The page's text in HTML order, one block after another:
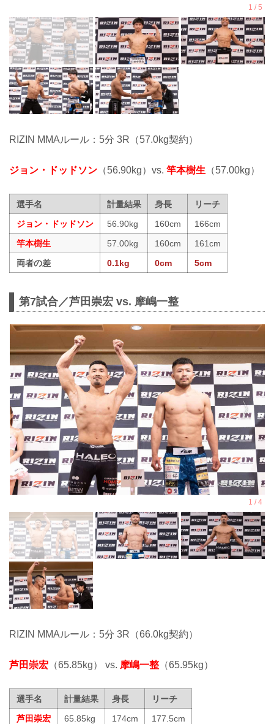
RIZIN MMAルール：5分 3R（57.0kg契約）
ジョン・ドッドソン （56.90kg）vs. 竿本樹生 （57.00kg）
選手名 計量結果 身長
リーチ
ジョン・ドッドソン
56.90kg 160cm
166cm
竿本樹生
57.00kg 160cm
161cm
両者の差
0.1kg 0cm 5cm
第7試合／芦田崇宏 vs. 摩嶋一整
RIZIN MMAルール：5分 3R（66.0kg契約）
芦田崇宏 （65.85kg） vs. 摩嶋一整 （65.95kg）
選手名 計量結果 身長
リーチ
芦田崇宏
65.85kg 174cm
177.5cm